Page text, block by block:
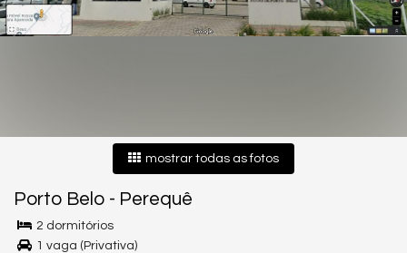
mostrar todas as fotos
Porto Belo - Perequê
2 dormitórios
1 vaga (Privativa)